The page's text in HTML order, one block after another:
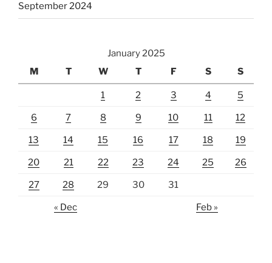
September 2024
January 2025
M
T W T F S S
1 2 3 4 5
6 7 8 9 10 11 12
13 14 15 16 17 18 19
20 21 22 23 24 25 26
27 28 29 30 31
« Dec Feb »